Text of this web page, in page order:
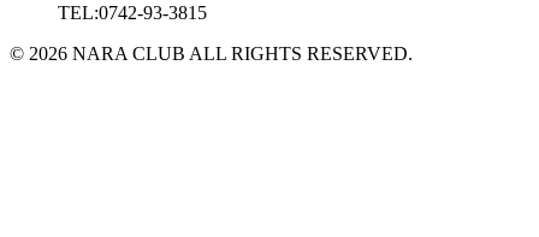
TEL:0742-93-3815
© 2026 NARA CLUB ALL RIGHTS RESERVED.